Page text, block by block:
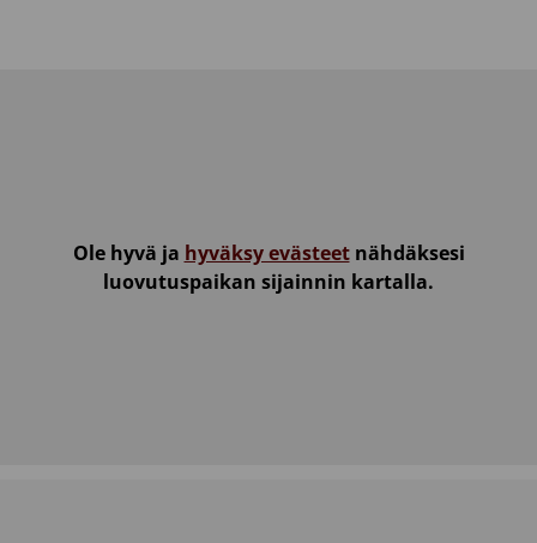
Ole hyvä ja hyväksy evästeetnähdäksesi
luovutuspaikan sijainnin kartalla.